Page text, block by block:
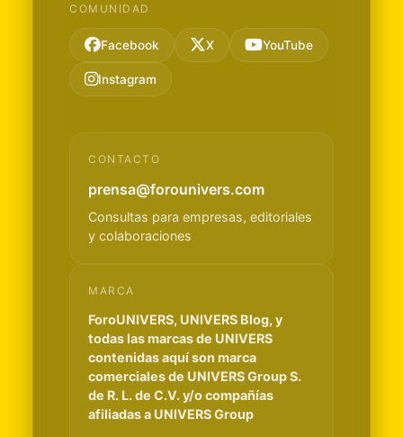
COMUNIDAD
Facebook X YouTube
Instagram
CONTACTO
prensa@forounivers.com
Consultas para empresas, editoriales
y colaboraciones
MARCA
ForoUNIVERS, UNIVERS Blog, y
todas las marcas de UNIVERS
contenidas aquí son marca
comerciales de UNIVERS Group S.
de R. L. de C.V. y/o compañías
afiliadas a UNIVERS Group